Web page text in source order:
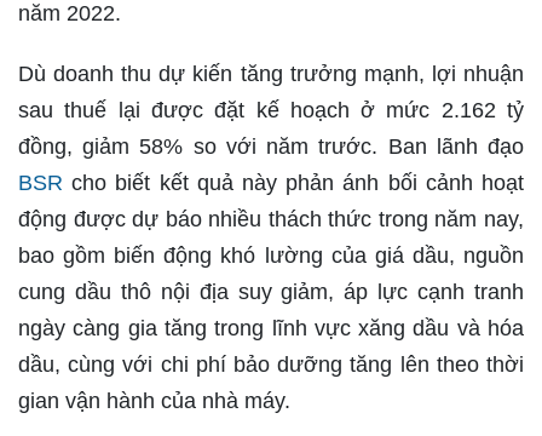
năm 2022.
Dù doanh thu dự kiến tăng trưởng mạnh, lợi nhuận
sau thuế lại được đặt kế hoạch ở mức 2.162 tỷ
đồng, giảm 58% so với năm trước. Ban lãnh đạo
BSR cho biết kết quả này phản ánh bối cảnh hoạt
động được dự báo nhiều thách thức trong năm nay,
bao gồm biến động khó lường của giá dầu, nguồn
cung dầu thô nội địa suy giảm, áp lực cạnh tranh
ngày càng gia tăng trong lĩnh vực xăng dầu và hóa
dầu, cùng với chi phí bảo dưỡng tăng lên theo thời
gian vận hành của nhà máy.